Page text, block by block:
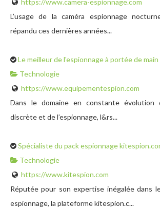
https://www.camera-espionnage.com
L’usage de la caméra espionnage
répandu ces dernières années...
Le meilleur de l'espionnage à portée de main
Technologie
https://www.equipementespion.com
Dans le domaine en constante évolution
discrète et de l’espionnage, l&rs...
Spécialiste du pack espionnage
Technologie
https://www.kitespion.com
Réputée pour son expertise inégalée dans
espionnage, la plateforme kitespion.c...